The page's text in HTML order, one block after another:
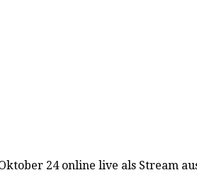
24 online live als Stream